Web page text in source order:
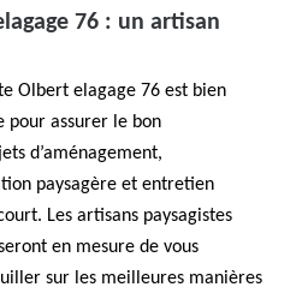
76 : un artisan
Olbert elagage 76 est bien
pour assurer le bon
d’aménagement,
paysagère et entretien
Les artisans paysagistes
en mesure de vous
sur les meilleures manières